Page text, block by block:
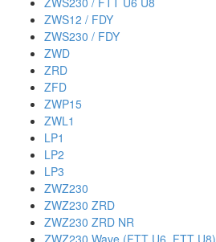
ZWS12 / FDY
ZWS230 / FDY
ZWD
ZRD
ZFD
ZWP15
ZWL1
LP1
LP2
LP3
ZWZ230
ZWZ230 ZRD
ZWZ230 ZRD NR
ZWZ230 Wave (FTT U6, FTT U8)